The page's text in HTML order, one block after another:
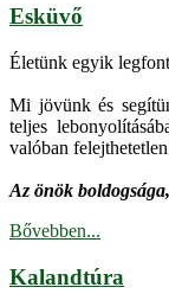
Esküvő
Életünk egyik
Mi jövünk és
teljes
valóban
Az önök
Bővebben...
Kalandtúra